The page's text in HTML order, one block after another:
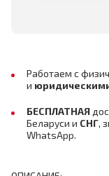
Работаем с
и
БЕСПЛАТНАЯ
Беларуси и СНГ,
WhatsApp.